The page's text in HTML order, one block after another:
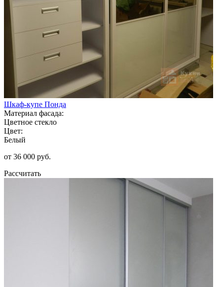
Шкаф-купе Понда
Материал фасада:
Цветное стекло
Цвет:
Белый
от 36 000 руб.
Рассчитать